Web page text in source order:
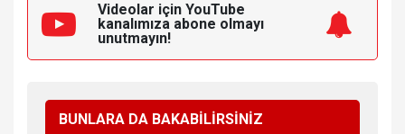
Videolar için YouTube
kanalımıza abone olmayı
unutmayın!
BUNLARA DA BAKABİLİRSİNİZ